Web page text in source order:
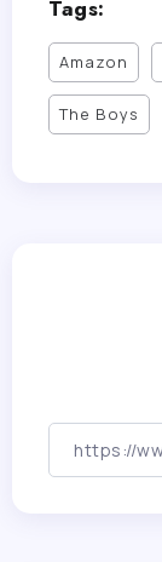
Tags:
Amazon
The Boys